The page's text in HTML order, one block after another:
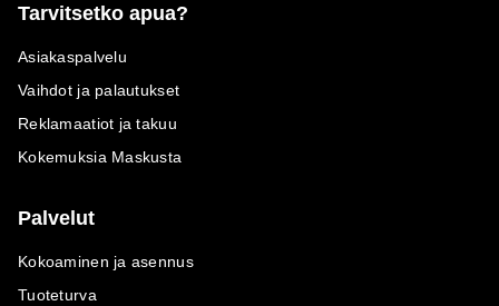
Tarvitsetko apua?
Asiakaspalvelu
Vaihdot ja palautukset
Reklamaatiot ja takuu
Kokemuksia Maskusta
Palvelut
Kokoaminen ja asennus
Tuoteturva